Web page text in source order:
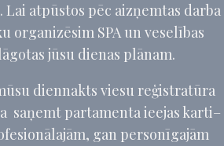
Lai atpūstos pēc aizņemtas darba
organizēsim SPA un veselības
jūsu dienas plānam.
diennakts viesu reģistratūra
saņemt partamenta ieejas karti–
gan personīgajām